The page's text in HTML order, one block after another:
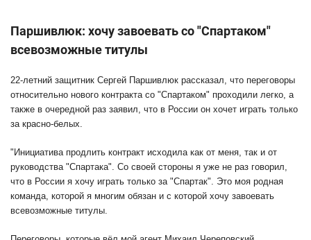
Паршивлюк: хочу завоевать со "Спартаком"
всевозможные титулы
22-летний защитник Сергей Паршивлюк рассказал, что переговоры
относительно нового контракта со "Спартаком" проходили легко, а
также в очередной раз заявил, что в России он хочет играть только
за красно-белых.
"Инициатива продлить контракт исходила как от меня, так и от
руководства "Спартака". Со своей стороны я уже не раз говорил,
что в России я хочу играть только за "Спартак". Это моя родная
команда, которой я многим обязан и с которой хочу завоевать
всевозможные титулы.